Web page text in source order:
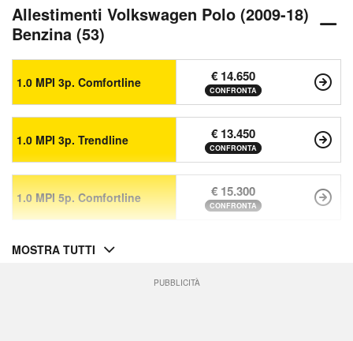
Allestimenti Volkswagen Polo (2009-18)
Benzina (53)
1.0 MPI 3p. Comfortline € 14.650
CONFRONTA
1.0 MPI 3p. Trendline € 13.450
CONFRONTA
1.0 MPI 5p. Comfortline € 15.300
CONFRONTA
MOSTRA TUTTI
PUBBLICITÀ